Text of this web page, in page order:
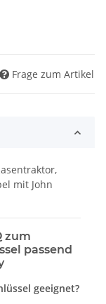
Frage zum Artikel
mit John
zum
passend
geeignet?